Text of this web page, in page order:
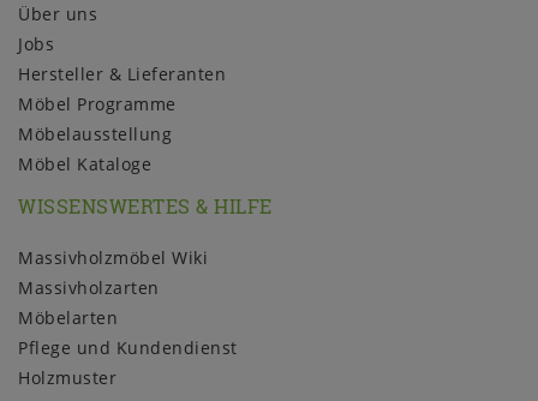
Über uns
Jobs
Hersteller & Lieferanten
Möbel Programme
Möbelausstellung
Möbel Kataloge
WISSENSWERTES & HILFE
Massivholzmöbel Wiki
Massivholzarten
Möbelarten
Pflege und Kundendienst
Holzmuster